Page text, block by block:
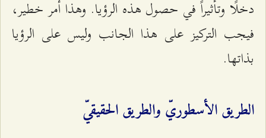
دخلًا وتأثيراً في حصول هذه الرؤيا. وهذا أمر خطير،
فيجب التركيز على هذا الجانب وليس على الرؤيا
بذاتها.
الطريق الأسطوريّ والطريق الحقيقيّ